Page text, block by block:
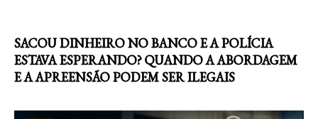
SACOU DINHEIRO NO BANCO E A POLÍCIA
ESTAVA ESPERANDO? QUANDO A ABORDAGEM
E A APREENSÃO PODEM SER ILEGAIS